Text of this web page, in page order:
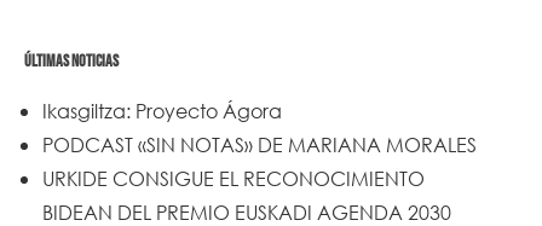
ÚLTIMAS NOTICIAS
Ikasgiltza: Proyecto Ágora
PODCAST «SIN NOTAS» DE MARIANA MORALES
URKIDE CONSIGUE EL RECONOCIMIENTO
BIDEAN DEL PREMIO EUSKADI AGENDA 2030